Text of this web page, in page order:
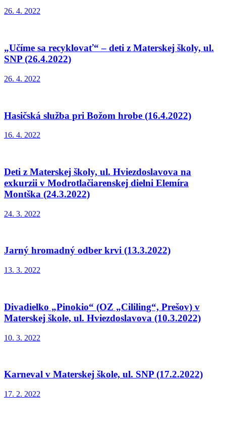
26. 4. 2022
„Učíme sa recyklovať“ – deti z Materskej školy, ul.
SNP (26.4.2022)
26. 4. 2022
Hasičská služba pri Božom hrobe (16.4.2022)
16. 4. 2022
Deti z Materskej školy, ul. Hviezdoslavova na
exkurzii v Modrotlačiarenskej dielni Elemíra
Montška (24.3.2022)
24. 3. 2022
Jarný hromadný odber krvi (13.3.2022)
13. 3. 2022
Divadielko „Pinokio“ (OZ „Cililing“, Prešov) v
Materskej škole, ul. Hviezdoslavova (10.3.2022)
10. 3. 2022
Karneval v Materskej škole, ul. SNP (17.2.2022)
17. 2. 2022